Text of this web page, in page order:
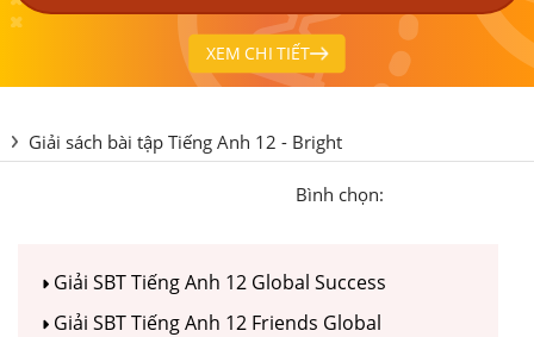
XEM CHI TIẾT
Giải sách bài tập Tiếng Anh 12 - Bright
Bình chọn:
Giải SBT Tiếng Anh 12 Global Success
Giải SBT Tiếng Anh 12 Friends Global